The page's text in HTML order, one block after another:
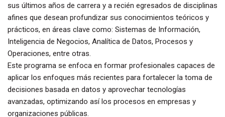
sus últimos años de carrera y a recién egresados de disciplinas
afines que desean profundizar sus conocimientos teóricos y
prácticos, en áreas clave como: Sistemas de Información,
Inteligencia de Negocios, Analítica de Datos, Procesos y
Operaciones, entre otras.
Este programa se enfoca en formar profesionales capaces de
aplicar los enfoques más recientes para fortalecer la toma de
decisiones basada en datos y aprovechar tecnologías
avanzadas, optimizando así los procesos en empresas y
organizaciones públicas.